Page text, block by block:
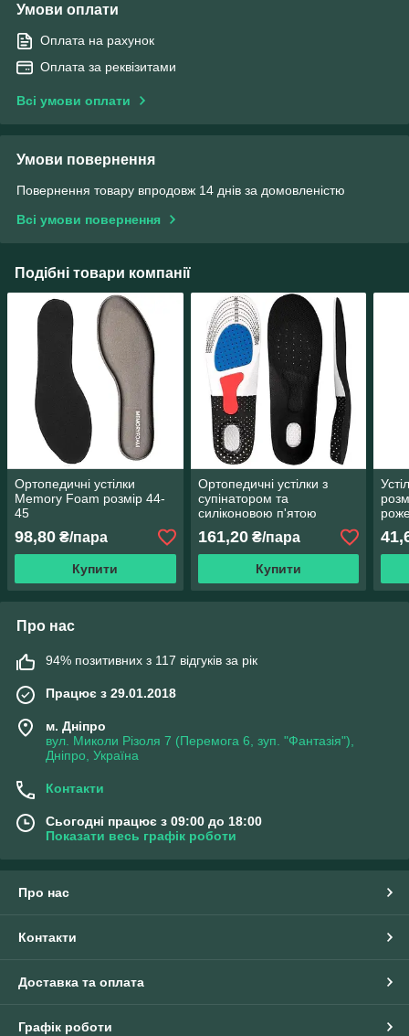
Умови оплати
Оплата на рахунок
Оплата за реквізитами
Всі умови оплати
Умови повернення
Повернення товару впродовж 14 днів за домовленістю
Всі умови повернення
Подібні товари компанії
Ортопедичні устілки
Memory Foam розмір 44-
45
98,80 ₴/пара
Купити
Ортопедичні устілки з
супінатором та
силіконовою п'ятою
(Розмір 40-45) СК-2010
161,20₴/пара
Купити
Про нас
94% позитивних з 117 відгуків за рік
Працює з 29.01.2018
м. Дніпро
вул. Миколи Різоля 7 (Перемога 6, зуп. "Фантазія"),
Дніпро, Україна
Контакти
Сьогодні працює з 09:00 до 18:00
Показати весь графік роботи
Про нас
Контакти
Доставка та оплата
Графік роботи